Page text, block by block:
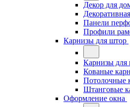
Декор для
Панели
Профили
Карнизы для штор
Карнизы для
Кованые
Потолочные
Штанговые
Оформление окна